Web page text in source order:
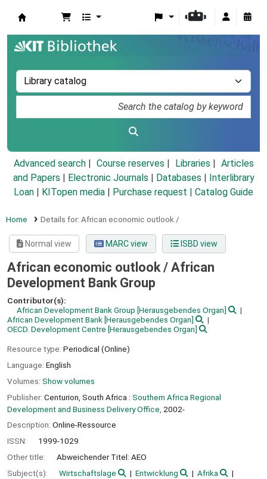
Advanced search Course reserves Libraries
Articles
and Papers
Electronic Journals Databases
Interlibrary
Loan
KITopen media Purchase request | Catalog Guide
Home Details for: African economic outlook /
Normal view MARC view ISBD view
African economic outlook / African
Development Bank Group
Contributor(s):
African Development Bank Group [Herausgebendes Organ]
African Development Bank [Herausgebendes Organ]
OECD. Development Centre [Herausgebendes Organ]
Resource type: Periodical (Online)
Language: English
Volumes: Show volumes
Publisher: Centurion, South Africa : Southern Africa Regional
Development and Business Delivery Office, 2002-
Description: Online-Ressource
ISSN:
1999-1029
Other title:
Abweichender Titel: AEO
Subject(s):
Wirtschaftslage Entwicklung
Afrika